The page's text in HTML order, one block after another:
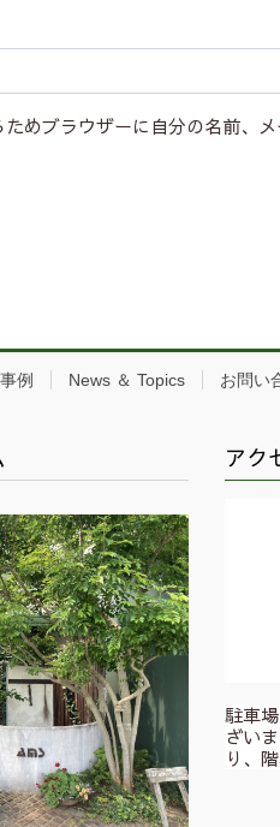
めブラウザーに自分の名前、
例 News ＆ Topics お問い
アク
駐車
ざい
り、